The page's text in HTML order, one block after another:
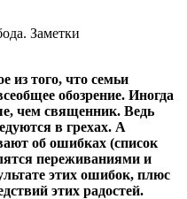
из того, что семьи
обозрение. Иногда
чем священник. Ведь
в грехах. А
об ошибках (список
переживаниями и
этих ошибок, плюс
этих радостей.